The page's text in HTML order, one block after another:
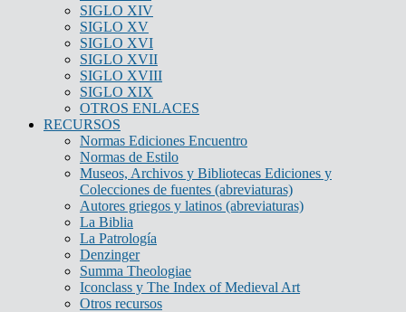
SIGLO XIV
SIGLO XV
SIGLO XVI
SIGLO XVII
SIGLO XVIII
SIGLO XIX
OTROS ENLACES
RECURSOS
Normas Ediciones Encuentro
Normas de Estilo
Museos, Archivos y Bibliotecas Ediciones y
Colecciones de fuentes (abreviaturas)
Autores griegos y latinos (abreviaturas)
La Biblia
La Patrología
Denzinger
Summa Theologiae
Iconclass y The Index of Medieval Art
Otros recursos